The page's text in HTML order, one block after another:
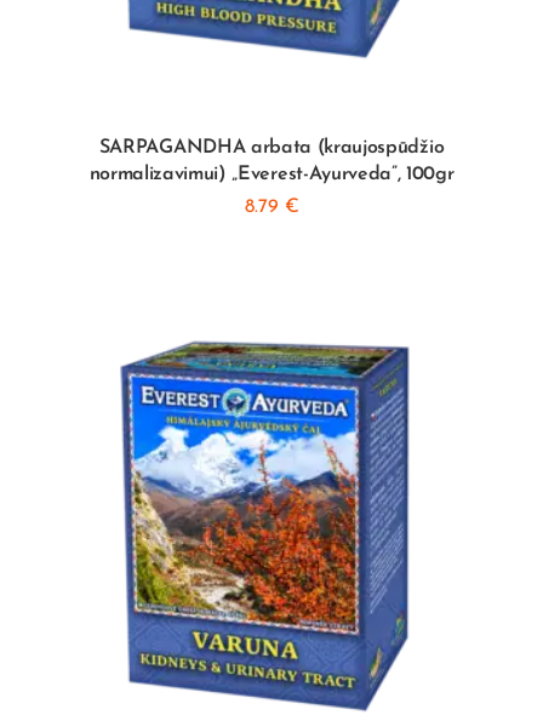
SARPAGANDHA arbata (kraujospūdžio
normalizavimui) „Everest-Ayurveda”, 100gr
8.79 €